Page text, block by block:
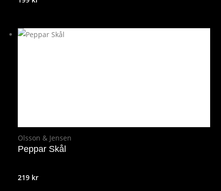
Olsson & Jensen
Peppar Skål
219 kr